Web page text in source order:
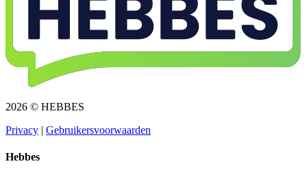
2026 © HEBBES
Privacy​​​​‌ ‍ ​‍​‍‌‍ ‌ ​‍‌‍‍‌‌‍‌ ‌‍‍‌‌‍ ‍​‍​‍​ ‍‍​‍​‍‌ ​ ‌‍​‌‌‍ ‍‌‍‍‌‌ ‌​‌ ‍‌​‍ ‍‌‍‍‌‌‍ ​‍​‍​‍ ​​‍​‍‌‍‍​‌ ​‍‌‍‌‌‌‍‌‍​‍​‍​ ‍‍​‍​‍‌‍‍​‌ ‌​‌ ‌​‌ ​​​ ‍‍​‍ ​‍ ‌‍ ​‌‍ ‌‍​ ‌‍​‌‌‍ ​‌‍‍​‌‍ ‌ ​ ‌ ‌​​ ‍‍​ ​ ​ ​ ​ ​ ​ ​ ​‍ ‌‍‍‌‌‍ ‍‌ ‌​‌‍‌‌‌‍ ‍‌ ‌​​‍ ‌‍‌‌‌‍‌​‌‍‍‌‌ ‌​​‍ ‌‍ ‌‌‍ ‌‍‌​‌‍‌‌​ ‌‌ ​​‌ ​‍‌‍‌‌‌ ​ ‌‍‌‌‌‍ ‍‌ ‌​‌‍​‌‌ ‌​‌‍‍‌‌‍ ‌‍ ‍​ ‍ ‌‍‍‌‌‍‌​​ ‌‌‍‌ ‌‍ ​‌‍ ‌‍​‍‌‍​‌‌‍ ​​ ‍ ‌ ‌​‌ ‍‌‌ ​​‌‍‌‌​ ‌‌‍‌ ‌‍ ​‌‍ ‌‍​‍‌‍​‌‌‍ ​​ ‍ ‌ ​​‌‍​‌‌ ‌​‌‍‍​​ ‌‌‍‌‍‌‍ ‌‍ ‌ ‌​‌‍‌‌‌ ​‍​‍ ‍‌‍ ​‌‍‌‌‌‍‌ ‌‍​‌‌‍ ​​‍‌‌​ ‌‌‌​​‍‌‌ ‌‍‍ ‌‍‌‌‌ ‍‌​‍‌‌​ ​ ‌​‌​​‍‌‌​ ​ ‌​‌​​‍‌‌​ ​‍​ ​‍​ ​‌​ ‍​‌‍‌‌​ ‌‍‌‍‌​‌‍‌‌‌‍‌‌​ ‌‍​ ​ ​ ‍‌​ ‌‌​ ‌​​‍‌‌​ ​‍​ ​‍​‍‌‌​ ‌‌‌​‌​​‍ ‍‌‍ ​‌‍​‌‌‍​‍‌‍‌‌‌‍ ​​ ‌‍​‍‌‍​‌‌ ​ ‌‍‌‌‌‌‌‌‌ ​‍‌‍ ​​ ‌‌‍‍​‌ ‌​‌ ‌​‌ ​​​‍‌‌​ ​ ‌​​‌​‍‌‌​ ​‍‌​‌‍​‍‌‌​ ​‍‌​‌‍‌‍ ​‌‍ ‌‍​ ‌‍​‌‌‍ ​‌‍‍​‌‍ ‌ ​ ‌ ‌​​‍‌‌​ ​ ‌​​‌​ ​ ​ ​ ​ ​ ​ ​ ​‍‌‍‌‍‍‌‌‍‌​​ ‌‌‍‌ ‌‍ ​‌‍ ‌‍​‍‌‍​‌‌‍ ​​‍‌‍‌ ‌​‌ ‍‌‌ ​​‌‍‌‌​ ‌‌‍‌ ‌‍ ​‌‍ ‌‍​‍‌‍​‌‌‍ ​​‍‌‍‌ ​​‌‍​‌‌ ‌​‌‍‍​​ ‌‌‍‌‍‌‍ ‌‍ ‌ ‌​‌‍‌‌‌ ​‍​‍ ‍‌‍ ​‌‍‌‌‌‍‌ ‌‍​‌‌‍ ​​‍‌‌​ ‌‌‌​​‍‌‌ ‌‍‍ ‌‍‌‌‌ ‍‌​‍‌‌​ ​ ‌​‌​​‍‌‌​ ​ ‌​‌​​‍‌‌​ ​‍​ ​‍​ ​‌​ ‍​‌‍‌‌​ ‌‍‌‍‌​‌‍‌‌‌‍‌‌​ ‌‍​ ​ ​ ‍‌​ ‌‌​ ‌​​‍‌‌​ ​‍​ ​‍​‍‌‌​ ‌‌‌​‌​​‍ ‍‌‍ ​‌‍​‌‌‍​‍‌‍‌‌‌‍ ​​‍‌‍‌ ​​‌‍‌‌‌ ​‍‌ ​ ‌ ​​‌‍‌‌‌‍​ ‌ ‌​‌‍‍‌‌ ‌‍‌‍‌‌​ ‌‌ ​​‌ ‌‌‌‍​‍‌‍ ​‌‍‍‌‌ ​ ‌‍‍​‌‍‌‌‌‍‌​​‍​‍‌ ‌ | Gebruikersvoorwaarden​​​​‌ ‍ ​‍​‍‌‍ ‌ ​‍‌‍‍‌‌‍‌ ‌‍‍‌‌‍ ‍​‍​‍​ ‍‍​‍​‍‌ ​ ‌‍​‌‌‍ ‍‌‍‍‌‌ ‌​‌ ‍‌​‍ ‍‌‍‍‌‌‍ ​‍​‍​‍ ​​‍​‍‌‍‍​‌ ​‍‌‍‌‌‌‍‌‍​‍​‍​ ‍‍​‍​‍‌‍‍​‌ ‌​‌ ‌​‌ ​​​ ‍‍​‍ ​‍ ‌‍ ​‌‍ ‌‍​ ‌‍​‌‌‍ ​‌‍‍​‌‍ ‌ ​ ‌ ‌​​ ‍‍​ ​ ​ ​ ​ ​ ​ ​ ​‍ ‌‍‍‌‌‍ ‍‌ ‌​‌‍‌‌‌‍ ‍‌ ‌​​‍ ‌‍‌‌‌‍‌​‌‍‍‌‌ ‌​​‍ ‌‍ ‌‌‍ ‌‍‌​‌‍‌‌​ ‌‌ ​​‌ ​‍‌‍‌‌‌ ​ ‌‍‌‌‌‍ ‍‌ ‌​‌‍​‌‌ ‌​‌‍‍‌‌‍ ‌‍ ‍​ ‍ ‌‍‍‌‌‍‌​​ ‌‌‍‌ ‌‍ ​‌‍ ‌‍​‍‌‍​‌‌‍ ​​ ‍ ‌ ‌​‌ ‍‌‌ ​​‌‍‌‌​ ‌‌‍‌ ‌‍ ​‌‍ ‌‍​‍‌‍​‌‌‍ ​​ ‍ ‌ ​​‌‍​‌‌ ‌​‌‍‍​​ ‌‌‍‌‍‌‍ ‌‍ ‌ ‌​‌‍‌‌‌ ​‍​‍ ‍‌‍ ​‌‍‌‌‌‍‌ ‌‍​‌‌‍ ​​‍‌‌​ ‌‌‌​​‍‌‌ ‌‍‍ ‌‍‌‌‌ ‍‌​‍‌‌​ ​ ‌​‌​​‍‌‌​ ​ ‌​‌​​‍‌‌​ ​‍​ ​‍​ ​​‌‍​ ‌‍‌‍​ ‌‍​ ‌​‌‍‌​​ ​ ‌‍‌‌​ ​ ​ ​‌​ ‍‌​ ​‍​‍‌‌​ ​‍​ ​‍​‍‌‌​ ‌‌‌​‌​​‍ ‍‌‍ ​‌‍​‌‌‍​‍‌‍‌‌‌‍ ​​ ‌‍​‍‌‍​‌‌ ​ ‌‍‌‌‌‌‌‌‌ ​‍‌‍ ​​ ‌‌‍‍​‌ ‌​‌ ‌​‌ ​​​‍‌‌​ ​ ‌​​‌​‍‌‌​ ​‍‌​‌‍​‍‌‌​ ​‍‌​‌‍‌‍ ​‌‍ ‌‍​ ‌‍​‌‌‍ ​‌‍‍​‌‍ ‌ ​ ‌ ‌​​‍‌‌​ ​ ‌​​‌​ ​ ​ ​ ​ ​ ​ ​ ​‍‌‍‌‍‍‌‌‍‌​​ ‌‌‍‌ ‌‍ ​‌‍ ‌‍​‍‌‍​‌‌‍ ​​‍‌‍‌ ‌​‌ ‍‌‌ ​​‌‍‌‌​ ‌‌‍‌ ‌‍ ​‌‍ ‌‍​‍‌‍​‌‌‍ ​​‍‌‍‌ ​​‌‍​‌‌ ‌​‌‍‍​​ ‌‌‍‌‍‌‍ ‌‍ ‌ ‌​‌‍‌‌‌ ​‍​‍ ‍‌‍ ​‌‍‌‌‌‍‌ ‌‍​‌‌‍ ​​‍‌‌​ ‌‌‌​​‍‌‌ ‌‍‍ ‌‍‌‌‌ ‍‌​‍‌‌​ ​ ‌​‌​​‍‌‌​ ​ ‌​‌​​‍‌‌​ ​‍​ ​‍​ ​​‌‍​ ‌‍‌‍​ ‌‍​ ‌​‌‍‌​​ ​ ‌‍‌‌​ ​ ​ ​‌​ ‍‌​ ​‍​‍‌‌​ ​‍​ ​‍​‍‌‌​ ‌‌‌​‌​​‍ ‍‌‍ ​‌‍​‌‌‍​‍‌‍‌‌‌‍ ​​‍‌‍‌ ​​‌‍‌‌‌ ​‍‌ ​ ‌ ​​‌‍‌‌‌‍​ ‌ ‌​‌‍‍‌‌ ‌‍‌‍‌‌​ ‌‌ ​​‌ ‌‌‌‍​‍‌‍ ​‌‍‍‌‌ ​ ‌‍‍​‌‍‌‌‌‍‌​​‍​‍‌ ‌
Hebbes